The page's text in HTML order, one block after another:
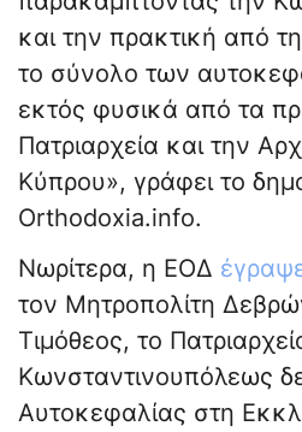
και την πρακτική από
το σύνολο των
εκτός φυσικά από τα
Πατριαρχεία και την
Κύπρου», γράφει το
Orthodoxia.info.
Νωρίτερα, η ΕΟΔ
τον Μητροπολίτη
Τιμόθεος, το
Κωνσταντινουπόλεως
Αυτοκεφαλίας στη